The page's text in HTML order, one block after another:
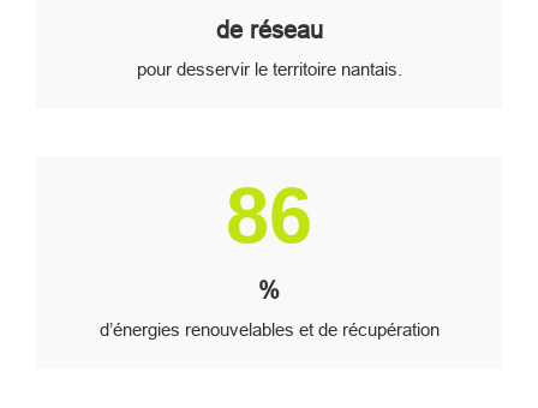
de réseau
pour desservir le territoire nantais.
86
%
d’énergies renouvelables et de récupération